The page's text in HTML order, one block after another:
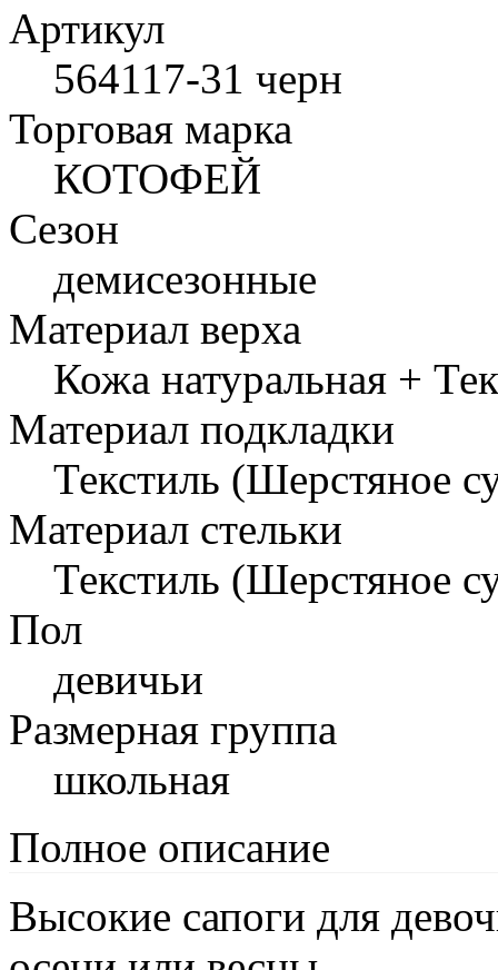
Артикул
564117-31 черн
Торговая марка
КОТОФЕЙ
Сезон
демисезонные
Материал верха
Кожа натуральная +
Материал подкладки
Текстиль (Шерстяное
Материал стельки
Текстиль (Шерстяное
Пол
девичьи
Размерная группа
школьная
Полное описание
Высокие сапоги для